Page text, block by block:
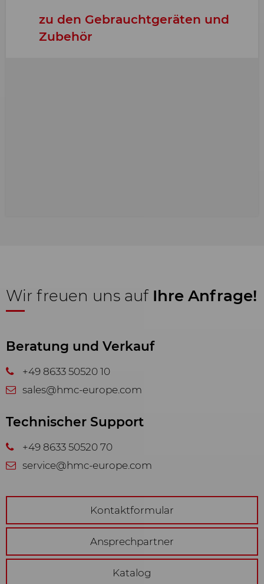
zu den Gebrauchtgeräten und
Zubehör
Wir freuen uns auf Ihre Anfrage!
Beratung und Verkauf
+49 8633 50520 10
sales@hmc-europe.com
Technischer Support
+49 8633 50520 70
service@hmc-europe.com
Kontaktformular
Ansprechpartner
Katalog